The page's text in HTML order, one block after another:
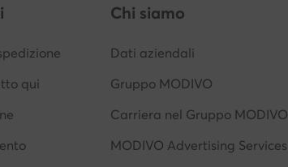
qui
Chi siamo
Dati aziendali
Gruppo MODIVO
Carriera nel Gruppo MODIVO
MODIVO Advertising Services